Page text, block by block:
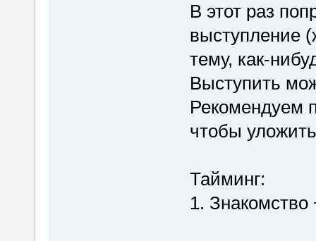
В этот раз
выступление
тему, как-
Выступить
Рекомендуем
чтобы
Тайминг:
1. Знакомство